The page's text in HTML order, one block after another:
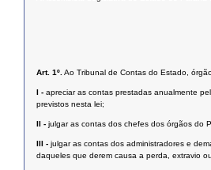
Art. 1º.Ao Tribunal de Contas do Estado,
I - apreciar as contas prestadas anualmente
previstos nesta lei;
II - julgar as contas dos chefes dos órgãos do
III - julgar as contas dos administradores e
daqueles que derem causa a perda, extravio